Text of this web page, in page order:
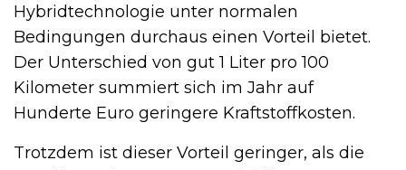
Hybridtechnologie unter normalen
Bedingungen durchaus einen Vorteil bietet.
Der Unterschied von gut 1 Liter pro 100
Kilometer summiert sich im Jahr auf
Hunderte Euro geringere Kraftstoffkosten.
Trotzdem ist dieser Vorteil geringer, als die